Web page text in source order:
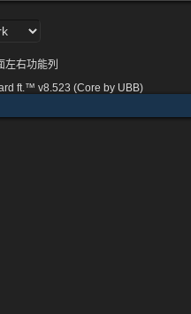
左右功能列
ft.™ v8.523 (Core by UBB)